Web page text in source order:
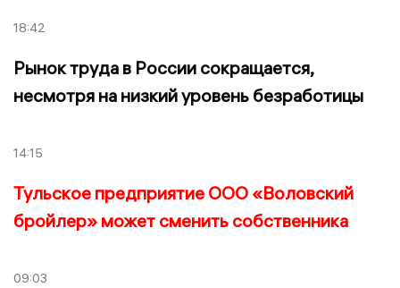
18:42
Рынок труда в России сокращается,
несмотря на низкий уровень безработицы
14:15
Тульское предприятие ООО «Воловский
бройлер» может сменить собственника
09:03